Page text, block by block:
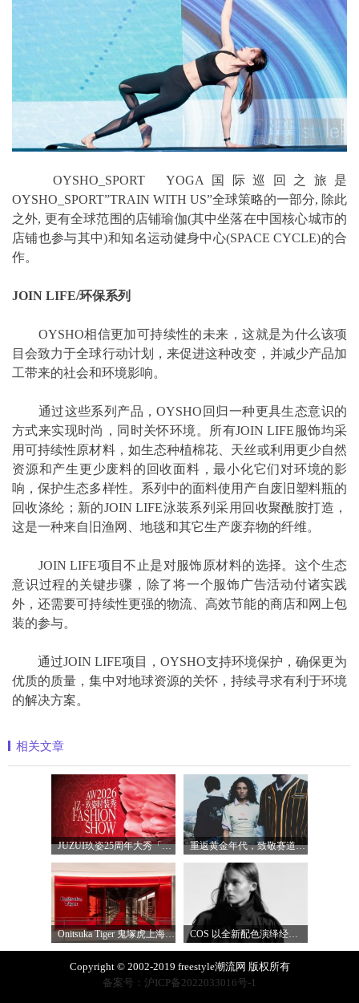
OYSHO_SPORT YOGA国际巡回之旅是
OYSHO_SPORT”TRAIN WITH US”全球策略的一部分, 除此
之外, 更有全球范围的店铺瑜伽(其中坐落在中国核心城市的
店铺也参与其中)和知名运动健身中心(SPACE CYCLE)的合
作。
JOIN LIFE/环保系列
OYSHO相信更加可持续性的未来，这就是为什么该项
目会致力于全球行动计划，来促进这种改变，并减少产品加
工带来的社会和环境影响。
通过这些系列产品，OYSHO回归一种更具生态意识的
方式来实现时尚，同时关怀环境。所有JOIN LIFE服饰均采
用可持续性原材料，如生态种植棉花、天丝或利用更少自然
资源和产生更少废料的回收面料，最小化它们对环境的影
响，保护生态多样性。系列中的面料使用产自废旧塑料瓶的
回收涤纶；新的JOIN LIFE泳装系列采用回收聚酰胺打造，
这是一种来自旧渔网、地毯和其它生产废弃物的纤维。
JOIN LIFE项目不止是对服饰原材料的选择。这个生态
意识过程的关键步骤，除了将一个服饰广告活动付诸实践
外，还需要可持续性更强的物流、高效节能的商店和网上包
装的参与。
通过JOIN LIFE项目，OYSHO支持环境保护，确保更为
优质的质量，集中对地球资源的关怀，持续寻求有利于环境
的解决方案。
相关文章
JUZUI玖姿25周年大秀「循光新生」 光起二 重返黄金年代，致敬赛道传奇 PUMA携手M
Onitsuka Tiger 鬼塚虎上海环贸 iapm 概念店盛 COS 以全新配色演绎经典漏斗领风衣
Copyright © 2002-2019 freestyle潮流网 版权所有
备案号：沪ICP备2022033016号-1